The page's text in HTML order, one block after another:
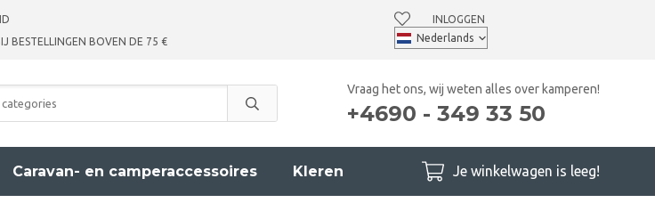
BESTELLINGEN BOVEN DE 75 €
INLOGGEN
Vraag het ons, wij weten alles over kamperen!
+4690 - 349 33 50
Caravan- en camperaccessoires Kleren Je winkelwagen is leeg!